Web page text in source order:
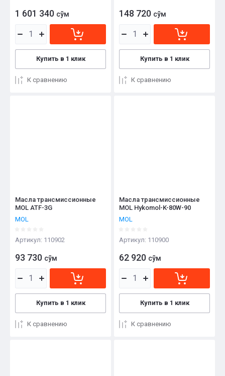
1 601 340 сўм
Купить в 1 клик
К сравнению
148 720 сўм
Купить в 1 клик
К сравнению
Масла трансмиссионные
MOL ATF-3G
MOL
Артикул: 110902
93 730 сўм
Купить в 1 клик
К сравнению
Масла трансмиссионные
MOL Hykomol-K-80W-90
MOL
Артикул: 110900
62 920 сўм
Купить в 1 клик
К сравнению